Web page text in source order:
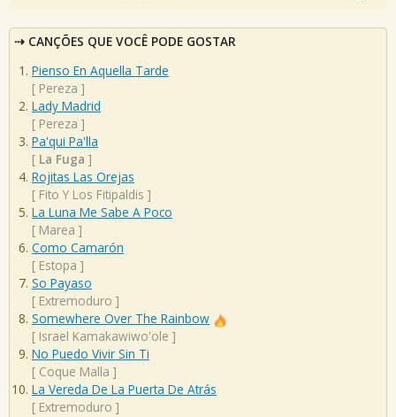
CANÇÕES QUE VOCÊ PODE GOSTAR
Pienso En Aquella Tarde
[ Pereza ]
Lady Madrid
[ Pereza ]
Pa'qui Pa'lla
[ La Fuga ]
Rojitas Las Orejas
[ Fito Y Los Fitipaldis ]
La Luna Me Sabe A Poco
[ Marea ]
Como Camarón
[ Estopa ]
So Payaso
[ Extremoduro ]
Somewhere Over The Rainbow
[ Israel Kamakawiwo'ole ]
No Puedo Vivir Sin Ti
[ Coque Malla ]
La Vereda De La Puerta De Atrás
[ Extremoduro ]